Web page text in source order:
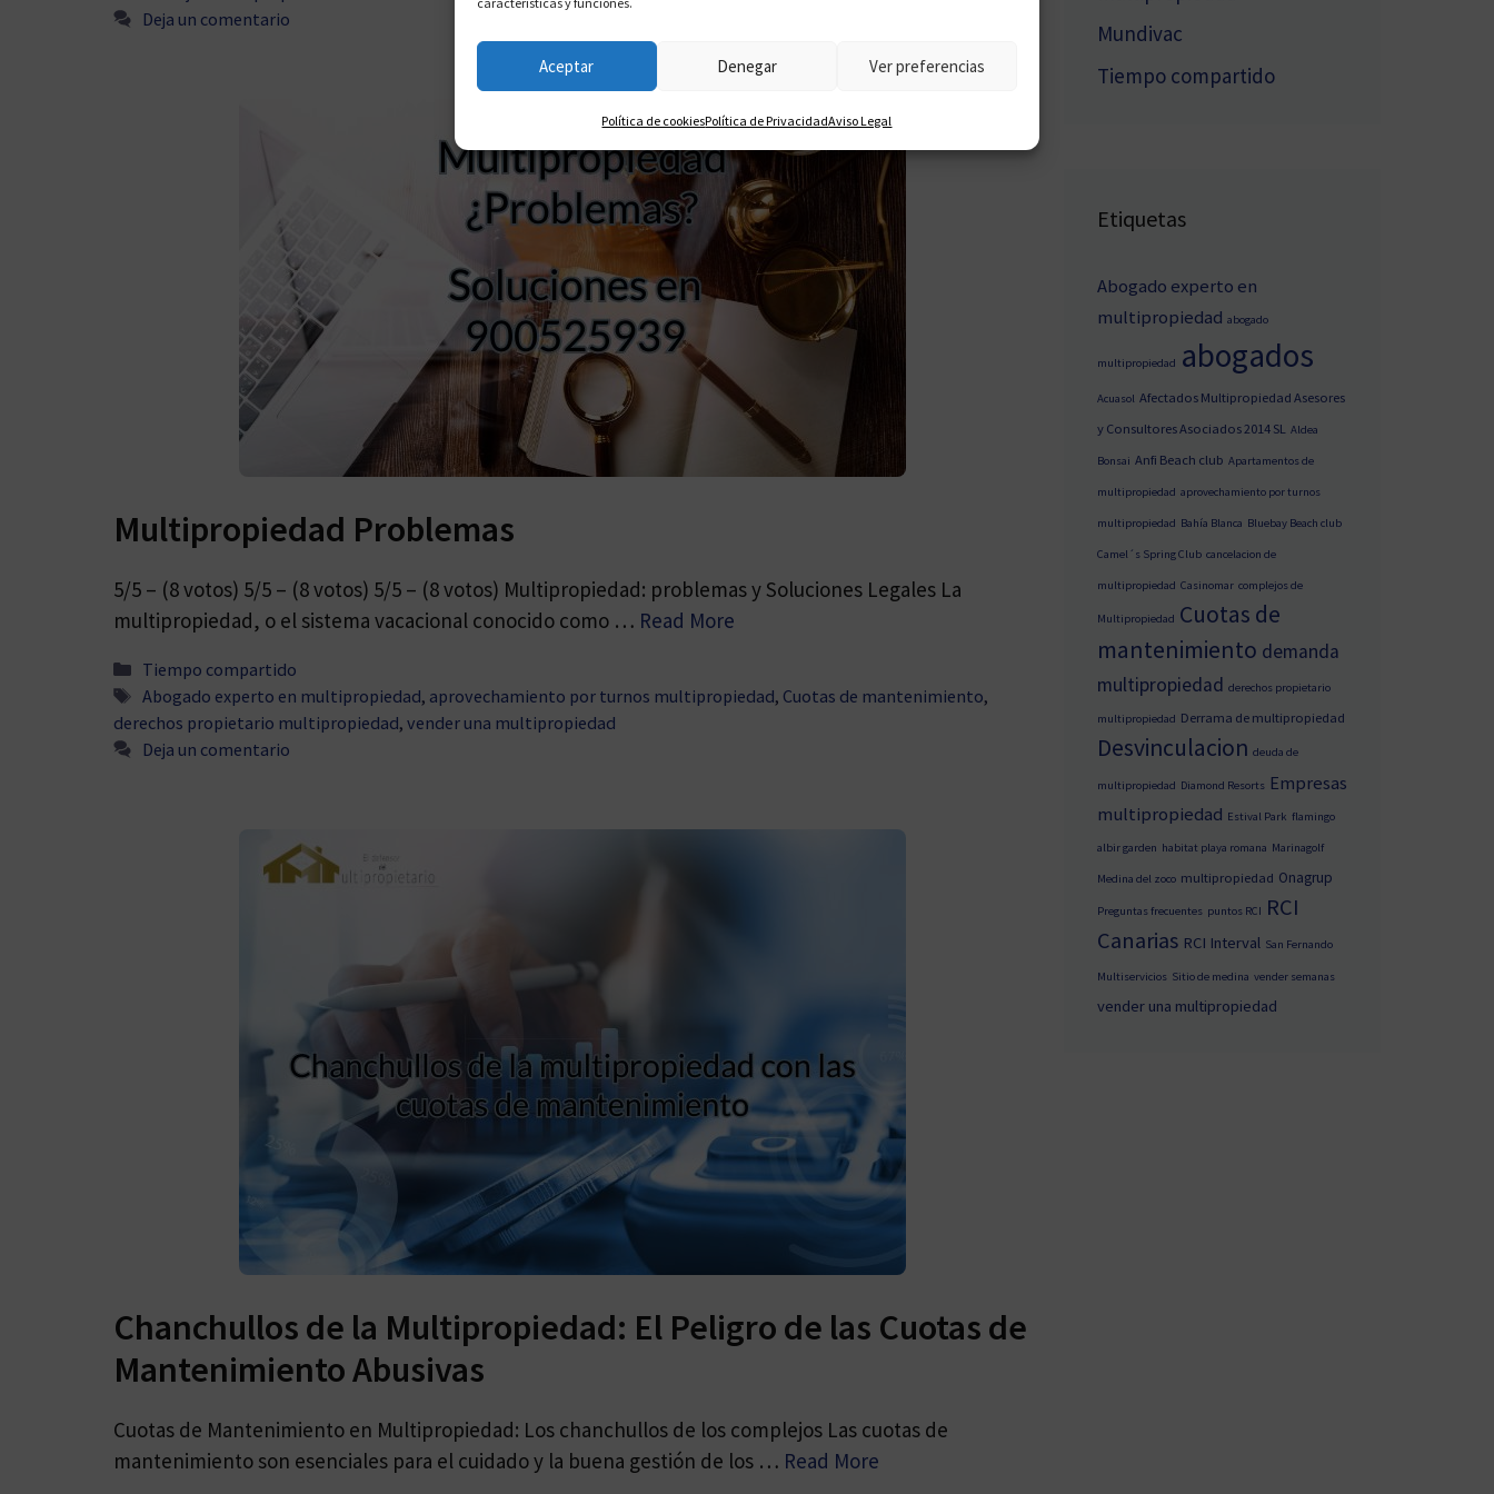
Aceptar Denegar Ver preferencias
Política de cookiesPolítica de PrivacidadAviso Legal
Deja un comentario
Multipropiedad Problemas
5/5 – (8 votos) 5/5 – (8 votos) 5/5 – (8 votos) Multipropiedad: problemas y Soluciones Legales La
multipropiedad, o el sistema vacacional conocido como … Read More
Categorías
Tiempo compartido
Etiquetas
Abogado experto en multipropiedad, aprovechamiento por turnos multipropiedad, Cuotas de mantenimiento,
derechos propietario multipropiedad, vender una multipropiedad
Deja un comentario
Chanchullos de la Multipropiedad: El Peligro de las Cuotas de
Mantenimiento Abusivas
Cuotas de Mantenimiento en Multipropiedad: Los chanchullos de los complejos Las cuotas de
mantenimiento son esenciales para el cuidado y la buena gestión de los … Read More
Mundivac
Tiempo compartido
Etiquetas
Abogado experto en
multipropiedad abogado
multipropiedad abogados
Acuasol Afectados Multipropiedad Asesores
y Consultores Asociados 2014 SL
Aldea
Bonsai Anfi Beach club Apartamentos de
multipropiedad aprovechamiento por turnos
multipropiedad Bahía Blanca Bluebay Beach club
Camel´s Spring Club cancelacion de
multipropiedad Casinomar complejos de
Multipropiedad Cuotas de
mantenimiento demanda
multipropiedad derechos propietario
multipropiedad Derrama de multipropiedad
Desvinculacion deuda de
multipropiedad Diamond Resorts Empresas
multipropiedad Estival Park flamingo
albir garden habitat playa romana Marinagolf
Medina del zoco multipropiedad Onagrup
Preguntas frecuentes puntos RCI RCI
Canarias RCI Interval San Fernando
Multiservicios Sitio de medina vender semanas
vender una multipropiedad